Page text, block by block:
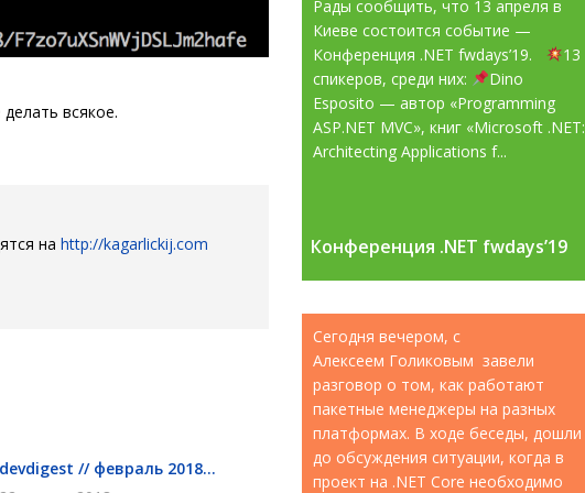
всякое.
на http://kagarlickij.com
devdigest // февраль 2018...
Конференция .NET fwdays’19
Рады сообщить, что 13 апреля в
Киеве состоится событие —
Конференция .NET fwdays’19.
13
спикеров, среди них:
Dino
Esposito — автор «Programming
ASP.NET MVC», книг «Microsoft .NET:
Architecting Applications f...
Конференция .NET fwdays’19
Сегодня вечером, с
Алексеем Голиковым завели
разговор о том, как работают
пакетные менеджеры на разных
платформах. В ходе беседы, дошли
до обсуждения ситуации, когда в
проект на .NET Core необходимо